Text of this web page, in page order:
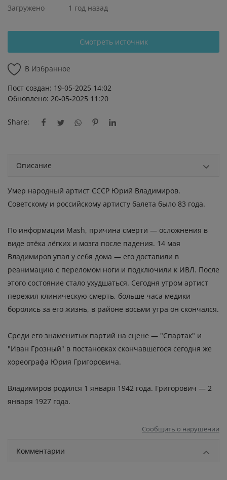
Загружено 1 год назад
Смотреть источник
В Избранное
Пост создан: 19-05-2025 14:02
Обновлено: 20-05-2025 11:20
Share:
Описание
Умер народный артист СССР Юрий Владимиров.
Советскому и российскому артисту балета было 83 года.
По информации Mash, причина смерти — осложнения в
виде отёка лёгких и мозга после падения. 14 мая
Владимиров упал у себя дома — его доставили в
реанимацию с переломом ноги и подключили к ИВЛ. После
этого состояние стало ухудшаться. Сегодня утром артист
пережил клиническую смерть, больше часа медики
боролись за его жизнь, в районе восьми утра он скончался.
Среди его знаменитых партий на сцене — "Спартак" и
"Иван Грозный" в постановках скончавшегося сегодня же
хореографа Юрия Григоровича.
Владимиров родился 1 января 1942 года. Григорович — 2
января 1927 года.
Сообщить о нарушении
Комментарии